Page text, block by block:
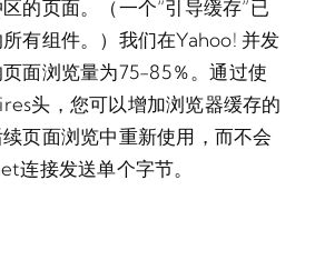
的页面。（一个“引导缓存”已
有组件。）我们在Yahoo! 并发
面浏览量为75-85％。通过使
头，您可以增加浏览器缓存的
页面浏览中重新使用，而不会
连接发送单个字节。